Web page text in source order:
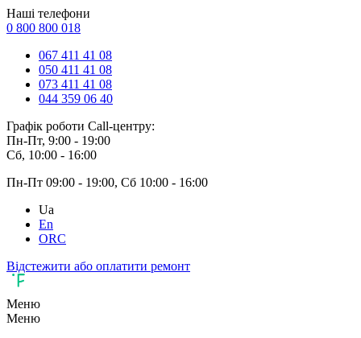
Наші телефони
0 800 800 018
067 411 41 08
050 411 41 08
073 411 41 08
044 359 06 40
Графік роботи Call-центру:
Пн-Пт, 9:00 - 19:00
Сб, 10:00 - 16:00
Пн-Пт 09:00 - 19:00, Сб 10:00 - 16:00
Ua
En
ORC
Відстежити або оплатити ремонт
Меню
Меню